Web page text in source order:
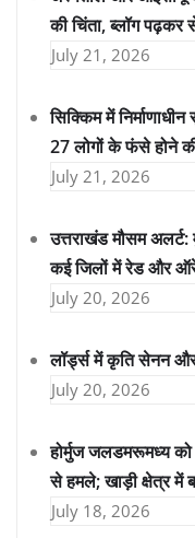
की चिंता, ब्लॉग
July 21, 2026
सिक्किम में
27 लोगों के फंसे होने
July 21, 2026
उत्तराखंड मौसम अलर्ट:
कई जिलों में रेड और
July 20, 2026
लॉर्ड्स में कृति सेनन और
July 20, 2026
होर्मुज जलडमरूमध्य
से हमले; खाड़ी क्षेत्र में
July 18, 2026